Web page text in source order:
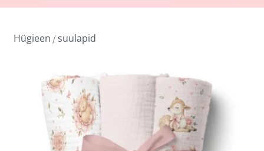
Hügieen / suulapid